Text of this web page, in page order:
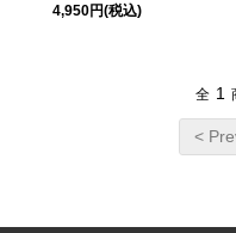
4,950円(税込)
全 1
<